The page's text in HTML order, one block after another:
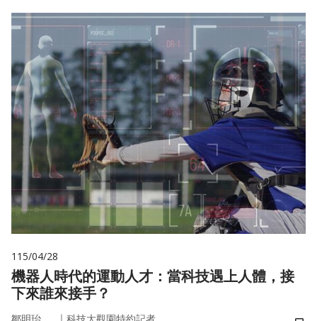
115/04/28
機器人時代的運動人才：當科技遇上人體，接
下來誰來接手？
｜